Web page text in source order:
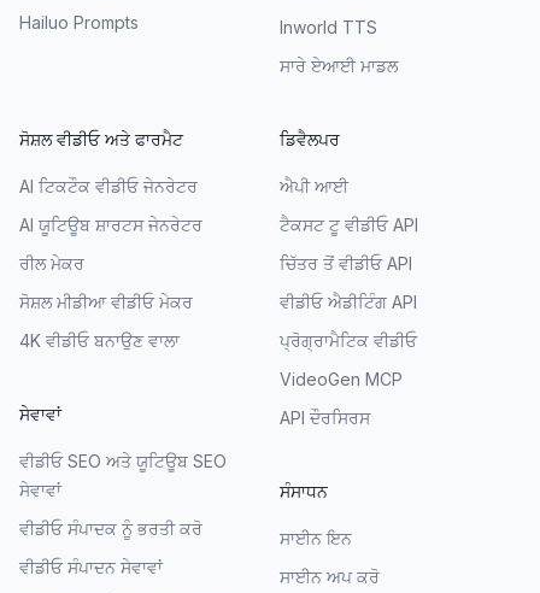
Hailuo Prompts
Inworld TTS
ਸਾਰੇ ਏਆਈ ਮਾਡਲ
ਸੋਸ਼ਲ ਵੀਡੀਓ ਅਤੇ ਫਾਰਮੈਟ
AI ਟਿਕਟੌਕ ਵੀਡੀਓ ਜੇਨਰੇਟਰ
AI ਯੂਟਿਊਬ ਸ਼ਾਰਟਸ ਜੇਨਰੇਟਰ
ਰੀਲ ਮੇਕਰ
ਸੋਸ਼ਲ ਮੀਡੀਆ ਵੀਡੀਓ ਮੇਕਰ
4K ਵੀਡੀਓ ਬਨਾਉਣ ਵਾਲਾ
ਸੇਵਾਵਾਂ
ਵੀਡੀਓ SEO ਅਤੇ ਯੂਟਿਊਬ SEO
ਸੇਵਾਵਾਂ
ਵੀਡੀਓ ਸੰਪਾਦਕ ਨੂੰ ਭਰਤੀ ਕਰੋ
ਵੀਡੀਓ ਸੰਪਾਦਨ ਸੇਵਾਵਾਂ
ਡਿਵੈਲਪਰ
ਐਪੀ ਆਈ
ਟੈਕਸਟ ਟੂ ਵੀਡੀਓ API
ਚਿੱਤਰ ਤੋਂ ਵੀਡੀਓ API
ਵੀਡੀਓ ਐਡੀਟਿੰਗ API
ਪ੍ਰੋਗ੍ਰਾਮੈਟਿਕ ਵੀਡੀਓ
VideoGen MCP
API ਦੌਰਸਿਰਸ
ਸੰਸਾਧਨ
ਸਾਈਨ ਇਨ
ਸਾਈਨ ਅਪ ਕਰੋ